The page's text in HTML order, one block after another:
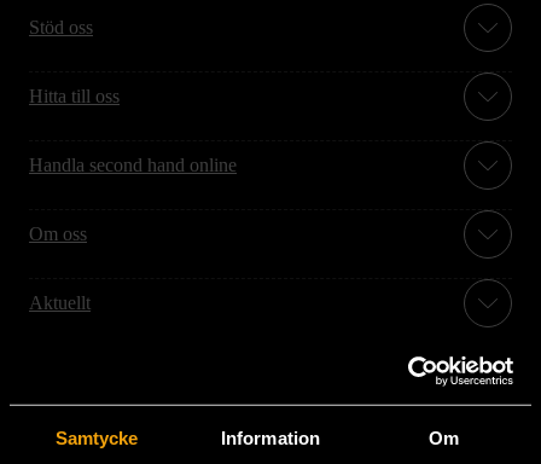
Samtycke Information Om
Stöd oss
Hitta till oss
Handla second hand online
Om oss
Aktuellt
Stockholms Stadsmission
Huvudkontor: